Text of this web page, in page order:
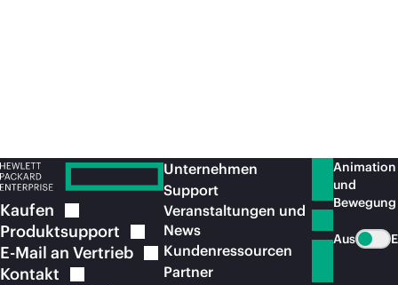
Kaufen
Produktsupport
E-Mail an Vertrieb
Kontakt
Unternehmen
Support
Veranstaltungen und
News
Kundenressourcen
Partner
Animation
und
Bewegung
Aus